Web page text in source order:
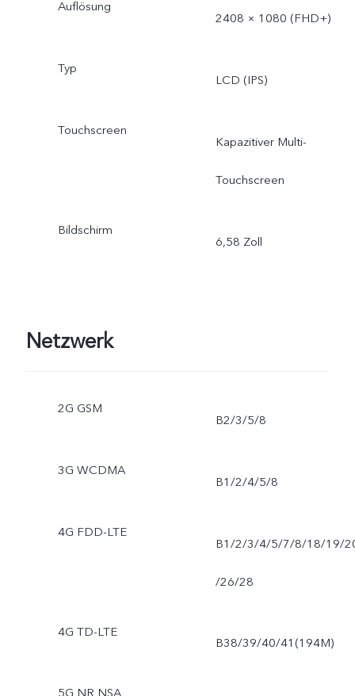
Auflösung
2408 × 1080 (FHD+)
Typ
LCD (IPS)
Touchscreen
Kapazitiver Multi-
Touchscreen
Bildschirm
6,58 Zoll
Netzwerk
2G GSM
B2/3/5/8
3G WCDMA
B1/2/4/5/8
4G FDD-LTE
B1/2/3/4/5/7/8/18/19/
/26/28
4G TD-LTE
B38/39/40/41(194M)